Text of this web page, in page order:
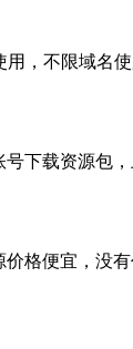
，不限域名
下载资源包
格便宜，没